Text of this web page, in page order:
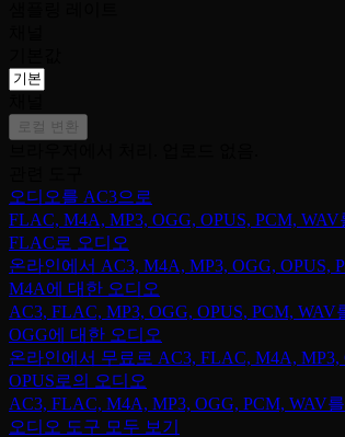
로컬 변환
오디오를 AC3으로
FLAC, M4A, MP3, OGG, OPUS, PCM,
FLAC로 오디오
온라인에서 AC3, M4A, MP3, OGG, OPUS,
M4A에 대한 오디오
AC3, FLAC, MP3, OGG, OPUS, PCM,
OGG에 대한 오디오
온라인에서 무료로 AC3, FLAC, M4A,
OPUS로의 오디오
AC3, FLAC, M4A, MP3, OGG, PCM, WAV
오디오 도구 모두 보기